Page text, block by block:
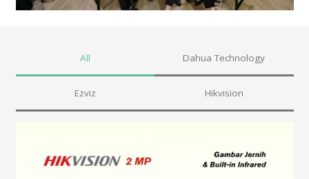
All Dahua Technology
Ezviz Hikvision